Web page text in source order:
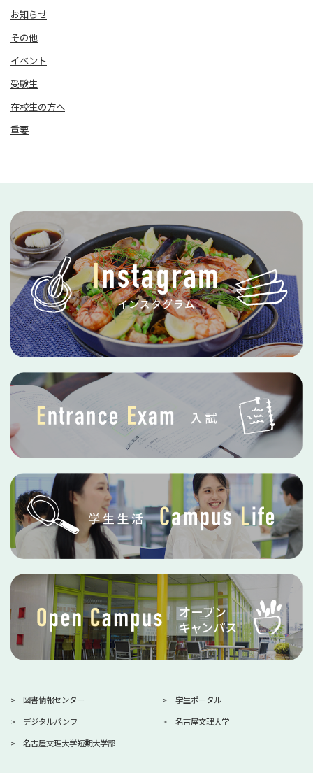
お知らせ
その他
イベント
受験生
在校生の方へ
重要
図書情報センター
学生ポータル
デジタルパンフ
名古屋文理大学
名古屋文理大学短期大学部